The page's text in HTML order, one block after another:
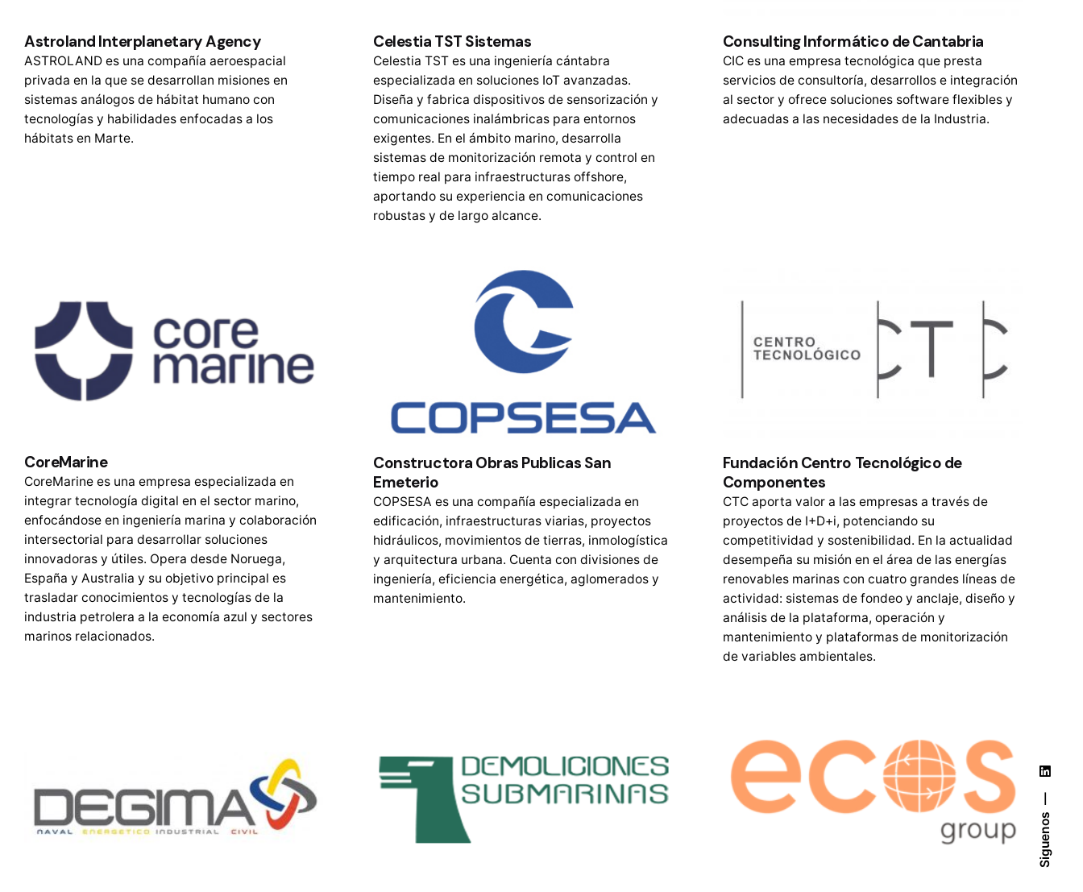
Siguenos
Astroland Interplanetary Agency
ASTROLAND es una compañía aeroespacial
privada en la que se desarrollan misiones en
sistemas análogos de hábitat humano con
tecnologías y habilidades enfocadas a los
hábitats en Marte.
Celestia TST Sistemas
Celestia TST es una ingeniería cántabra
especializada en soluciones IoT avanzadas.
Diseña y fabrica dispositivos de sensorización y
comunicaciones inalámbricas para entornos
exigentes. En el ámbito marino, desarrolla
sistemas de monitorización remota y control en
tiempo real para infraestructuras offshore,
aportando su experiencia en comunicaciones
robustas y de largo alcance.
Consulting Informático de Cantabria
CIC es una empresa tecnológica que presta
servicios de consultoría, desarrollos e integración
al sector y ofrece soluciones software flexibles y
adecuadas a las necesidades de la Industria.
CoreMarine
CoreMarine es una empresa especializada en
integrar tecnología digital en el sector marino,
enfocándose en ingeniería marina y colaboración
intersectorial para desarrollar soluciones
innovadoras y útiles. Opera desde Noruega,
España y Australia y su objetivo principal es
trasladar conocimientos y tecnologías de la
industria petrolera a la economía azul y sectores
marinos relacionados.
Constructora Obras Publicas San
Emeterio
COPSESA es una compañía especializada en
edificación, infraestructuras viarias, proyectos
hidráulicos, movimientos de tierras, inmologística
y arquitectura urbana. Cuenta con divisiones de
ingeniería, eficiencia energética, aglomerados y
mantenimiento.
Fundación Centro Tecnológico de
Componentes
CTC aporta valor a las empresas a través de
proyectos de I+D+i, potenciando su
competitividad y sostenibilidad. En la actualidad
desempeña su misión en el área de las energías
renovables marinas con cuatro grandes líneas de
actividad: sistemas de fondeo y anclaje, diseño y
análisis de la plataforma, operación y
mantenimiento y plataformas de monitorización
de variables ambientales.